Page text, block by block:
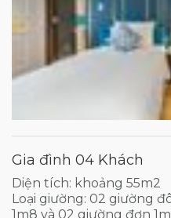
Gia đình 04 Khách
Diện tích: khoảng 55m2
Loại giường: 02 giường
1m8 và 02 giường đơn